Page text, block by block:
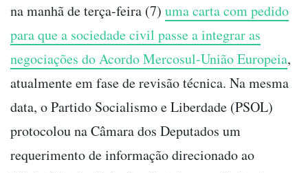
na manhã de terça-feira (7) uma carta com pedido
para que a sociedade civil passe a integrar as
negociações do Acordo Mercosul-União Europeia,
atualmente em fase de revisão técnica. Na mesma
data, o Partido Socialismo e Liberdade (PSOL)
protocolou na Câmara dos Deputados um
requerimento de informação direcionado ao